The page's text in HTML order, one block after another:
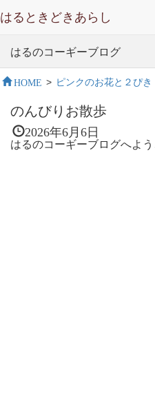
はるときどきあらし
はるのコーギーブログ
HOME > ピンクのお花と２ぴき
のんびりお散歩
2026年6月6日
はるのコーギーブログへよう